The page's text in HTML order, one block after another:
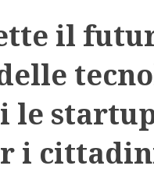
il
le
i